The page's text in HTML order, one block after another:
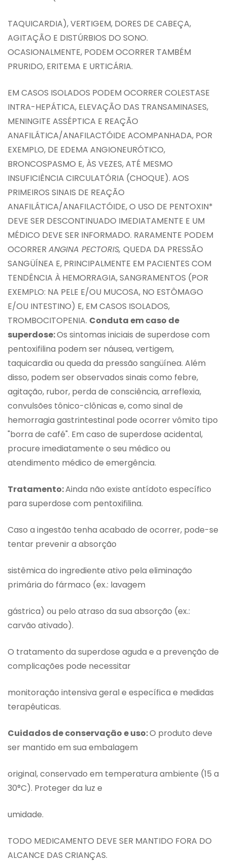
TAQUICARDIA), VERTIGEM, DORES DE CABEÇA,
AGITAÇÃO E DISTÚRBIOS DO SONO.
OCASIONALMENTE, PODEM OCORRER TAMBÉM
PRURIDO, ERITEMA E URTICÁRIA.
EM CASOS ISOLADOS PODEM OCORRER COLESTASE
INTRA-HEPÁTICA, ELEVAÇÃO DAS TRANSAMINASES,
MENINGITE ASSÉPTICA E REAÇÃO
ANAFILÁTICA/ANAFILACTÓIDE ACOMPANHADA, POR
EXEMPLO, DE EDEMA ANGIONEURÓTICO,
BRONCOSPASMO E, ÀS VEZES, ATÉ MESMO
INSUFICIÊNCIA CIRCULATÓRIA (CHOQUE). AOS
PRIMEIROS SINAIS DE REAÇÃO
ANAFILÁTICA/ANAFILACTÓIDE, O USO DE PENTOXIN*
DEVE SER DESCONTINUADO IMEDIATAMENTE E UM
MÉDICO DEVE SER INFORMADO. RARAMENTE PODEM
OCORRER ANGINA PECTORIS, QUEDA DA PRESSÃO
SANGÜÍNEA E, PRINCIPALMENTE EM PACIENTES COM
TENDÊNCIA À HEMORRAGIA, SANGRAMENTOS (POR
EXEMPLO: NA PELE E/OU MUCOSA, NO ESTÔMAGO
E/OU INTESTINO) E, EM CASOS ISOLADOS,
TROMBOCITOPENIA. Conduta em caso de
superdose:Os sintomas iniciais de superdose com
pentoxifilina podem ser náusea, vertigem,
taquicardia ou queda da pressão sangüínea. Além
disso, podem ser observados sinais como febre,
agitação, rubor, perda de consciência, arreflexia,
convulsões tônico-clônicas e, como sinal de
hemorragia gastrintestinal pode ocorrer vômito tipo
"borra de café". Em caso de superdose acidental,
procure imediatamente o seu médico ou
atendimento médico de emergência.
Tratamento:Ainda não existe antídoto específico
para superdose com pentoxifilina.
Caso a ingestão tenha acabado de ocorrer, pode-se
tentar prevenir a absorção
sistêmica do ingrediente ativo pela eliminação
primária do fármaco (ex.: lavagem
gástrica) ou pelo atraso da sua absorção (ex.:
carvão ativado).
O tratamento da superdose aguda e a prevenção de
complicações pode necessitar
monitoração intensiva geral e específica e medidas
terapêuticas.
Cuidados de conservação e uso:O produto deve
ser mantido em sua embalagem
original, conservado em temperatura ambiente (15 a
30°C). Proteger da luz e
umidade.
TODO MEDICAMENTO DEVE SER MANTIDO FORA DO
ALCANCE DAS CRIANÇAS.